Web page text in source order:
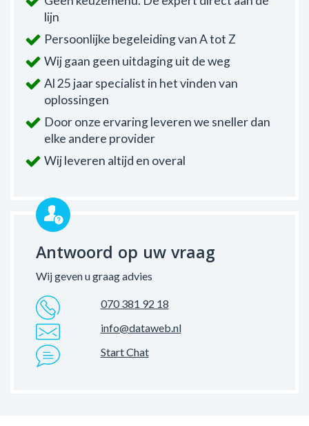
lijn
Persoonlijke begeleiding van A tot Z
Wij gaan geen uitdaging uit de weg
Al 25 jaar specialist in het vinden van
oplossingen
Door onze ervaring leveren we sneller dan
elke andere provider
Wij leveren altijd en overal
Antwoord op uw vraag
Wij geven u graag advies
070 381 92 18
info@dataweb.nl
Start Chat